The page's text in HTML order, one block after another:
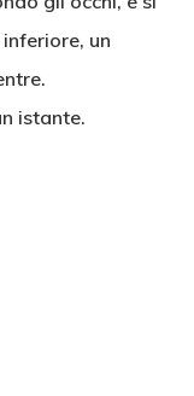
un
istante.